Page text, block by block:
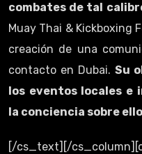
combates de tal
Muay Thai & Kickboxing
creación de una
contacto en Dubai.Su
los eventos locales e
la conciencia sobre
[/cs_text][/